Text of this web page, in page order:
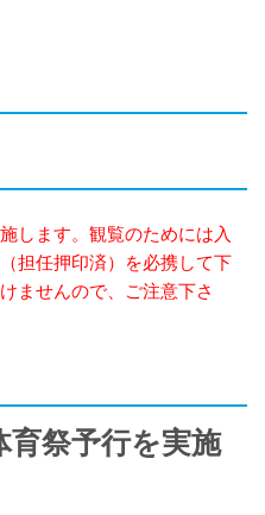
します。観覧のためには入
担任押印済）を必携して下
ませんので、ご注意下さ
祭予行を実施